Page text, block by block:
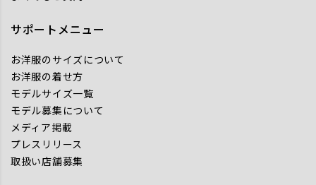
サポートメニュー
お洋服のサイズについて
お洋服の着せ方
モデルサイズ一覧
モデル募集について
メディア掲載
プレスリリース
取扱い店舗募集